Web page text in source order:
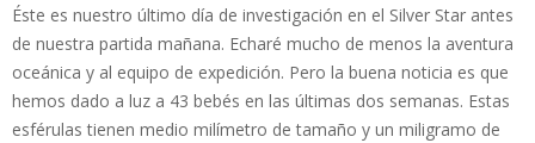
Éste es nuestro último día de investigación en el Silver Star antes
de nuestra partida mañana. Echaré mucho de menos la aventura
oceánica y al equipo de expedición. Pero la buena noticia es que
hemos dado a luz a 43 bebés en las últimas dos semanas. Estas
esférulas tienen medio milímetro de tamaño y un miligramo de